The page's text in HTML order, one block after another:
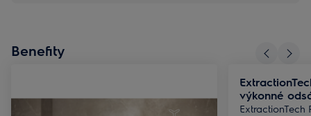
Benefity
výkonné
ExtractionTech